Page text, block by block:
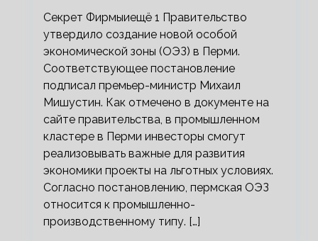
Секрет Фирмыиещё 1 Правительство
утвердило создание новой особой
экономической зоны (ОЭЗ) в Перми.
Соответствующее постановление
подписал премьер-министр Михаил
Мишустин. Как отмечено в документе на
сайте правительства, в промышленном
кластере в Перми инвесторы смогут
реализовывать важные для развития
экономики проекты на льготных условиях.
Согласно постановлению, пермская ОЭЗ
относится к промышленно-
производственному типу. […]